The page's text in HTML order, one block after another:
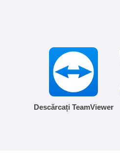
Descărcați TeamViewer